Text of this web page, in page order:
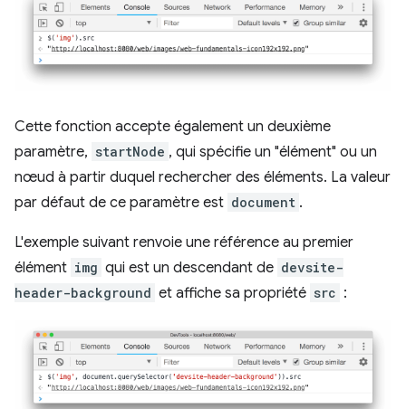
Cette fonction accepte également un deuxième
paramètre, startNode , qui spécifie un "élément" ou un
nœud à partir duquel rechercher des éléments. La valeur
par défaut de ce paramètre est document .
L'exemple suivant renvoie une référence au premier
élément img qui est un descendant de devsite-
header-background et affiche sa propriété src :